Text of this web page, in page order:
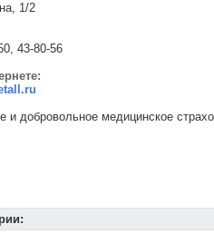
1/2
43-80-56
и доброволь­ное медицинское